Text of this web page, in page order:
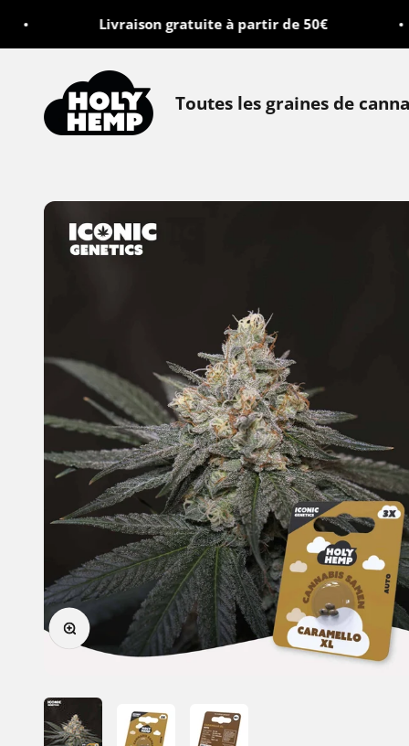
Livraison gratuite à partir de 50€
Toutes les graines de
Holy Hemp
Zoomer sur l'image